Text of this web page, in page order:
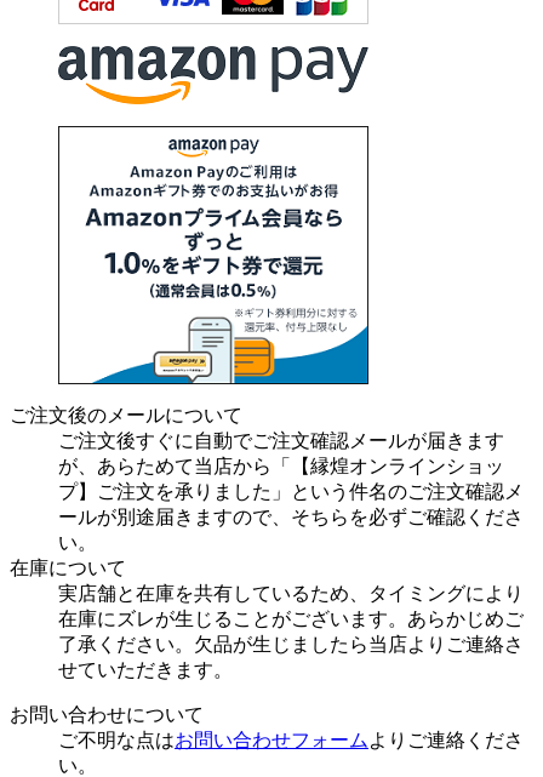
ご注文後のメールについて
ご注文後すぐに自動でご注文確認メールが届きます
が、あらためて当店から「【縁煌オンラインショッ
プ】ご注文を承りました」という件名のご注文確認メ
ールが別途届きますので、そちらを必ずご確認くださ
い。
在庫について
実店舗と在庫を共有しているため、タイミングにより
在庫にズレが生じることがございます。あらかじめご
了承ください。欠品が生じましたら当店よりご連絡さ
せていただきます。
お問い合わせについて
ご不明な点はお問い合わせフォーム よりご連絡くださ
い。